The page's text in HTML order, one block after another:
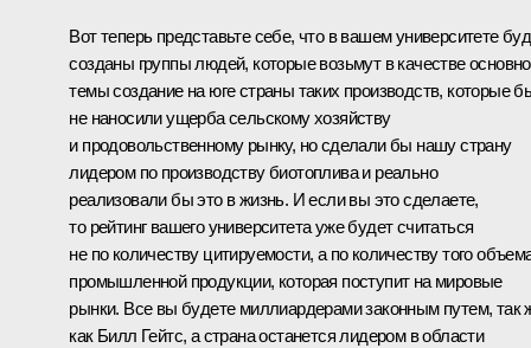
Вот теперь представьте себе, что в вашем университете
созданы группы людей, которые возьмут в качестве
темы создание на юге страны таких производств, которые
не наносили ущерба сельскому хозяйству
и продовольственному рынку, но сделали бы нашу страну
лидером по производству биотоплива и реально
реализовали бы это в жизнь. И если вы это сделаете,
то рейтинг вашего университета уже будет считаться
не по количеству цитируемости, а по количеству того
промышленной продукции, которая поступит на мировые
рынки. Все вы будете миллиардерами законным путем, так
как Билл Гейтс, а страна останется лидером в области